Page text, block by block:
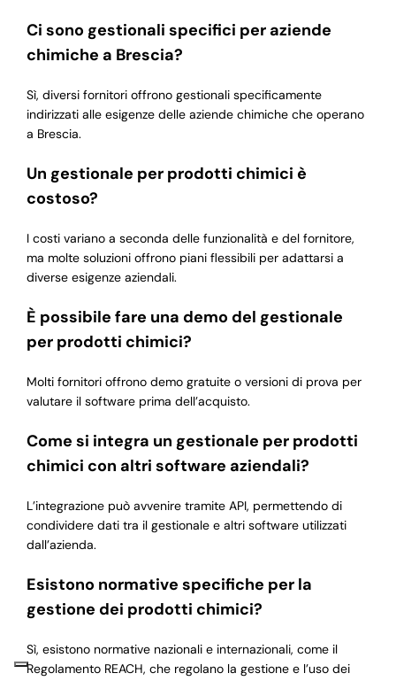
Ci sono gestionali specifici per aziende
chimiche a Brescia?
Sì, diversi fornitori offrono gestionali specificamente
indirizzati alle esigenze delle aziende chimiche che operano
a Brescia.
Un gestionale per prodotti chimici è
costoso?
I costi variano a seconda delle funzionalità e del fornitore,
ma molte soluzioni offrono piani flessibili per adattarsi a
diverse esigenze aziendali.
È possibile fare una demo del gestionale
per prodotti chimici?
Molti fornitori offrono demo gratuite o versioni di prova per
valutare il software prima dell’acquisto.
Come si integra un gestionale per prodotti
chimici con altri software aziendali?
L’integrazione può avvenire tramite API, permettendo di
condividere dati tra il gestionale e altri software utilizzati
dall’azienda.
Esistono normative specifiche per la
gestione dei prodotti chimici?
Sì, esistono normative nazionali e internazionali, come il
Regolamento REACH, che regolano la gestione e l’uso dei